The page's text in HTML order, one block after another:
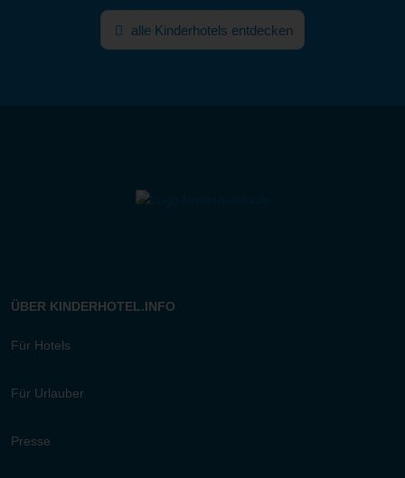
alle Kinderhotels entdecken
ÜBER KINDERHOTEL.INFO
Für Hotels
Für Urlauber
Presse